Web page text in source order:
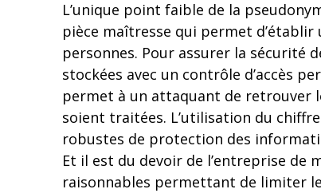
L’unique point faible de la
pièce maîtresse qui permet
personnes. Pour assurer la sécurité
stockées avec un contrôle d’accès
permet à un attaquant de retrouver
soient traitées. L’utilisation du
robustes de protection des
Et il est du devoir de l’entreprise de
raisonnables permettant de limiter